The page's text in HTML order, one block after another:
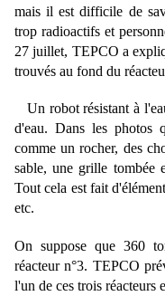
mais il est difficile de
trop radioactifs et
27 juillet, TEPCO a
trouvés au fond du
Un robot résistant à
d'eau. Dans les photos
comme un rocher, des
sable, une grille tombée
Tout cela est fait
etc.
On suppose que 360
réacteur n°3. TEPCO
l'un de ces trois réacteurs